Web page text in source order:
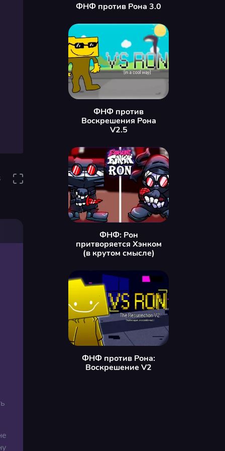
ФНФ против Рона 3.0
ФНФ против
Воскрешения Рона
V2.5
ФНФ: Рон
притворяется Хэнком
(в крутом смысле)
ФНФ против Рона:
Воскрешение V2